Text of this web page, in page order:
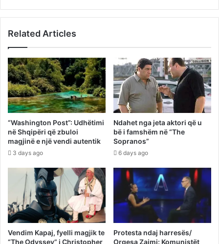
Related Articles
“Washington Post”: Udhëtimi
në Shqipëri që zbuloi
magjinë e një vendi autentik
3 days ago
Ndahet nga jeta aktori që u
bë i famshëm në “The
Sopranos”
6 days ago
Vendim Kapaj, fyelli magjik te
“The Odyssey” i Christopher
Protesta ndaj harresës/
Orgesa Zaimi: Komunistët